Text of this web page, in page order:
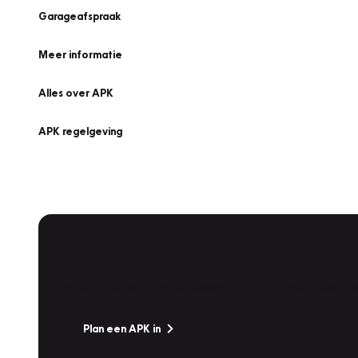
Garageafspraak
Meer informatie
Alles over APK
APK regelgeving
Plan een APK in